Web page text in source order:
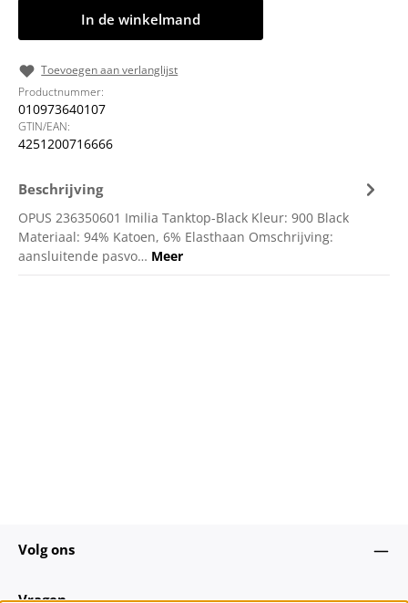
In de winkelmand
Toevoegen aan verlanglijst
Productnummer:
010973640107
GTIN/EAN:
4251200716666
Beschrijving
OPUS 236350601 Imilia Tanktop-Black Kleur: 900 Black
Materiaal: 94% Katoen, 6% Elasthaan Omschrijving:
aansluitende pasvo… Meer
Volg ons